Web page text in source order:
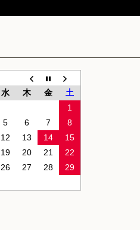
水 木 金
土
1
5 6 7
8
12 13 14
15
19 20 21
22
26 27 28
29